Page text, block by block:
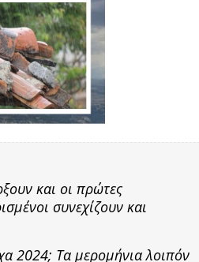
και οι πρώτες
συνεχίζουν και
2024; Τα μερομήνια λοιπόν